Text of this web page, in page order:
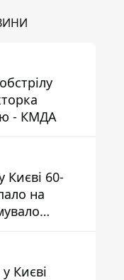
- КМДА
Києві 60-
на
Києві